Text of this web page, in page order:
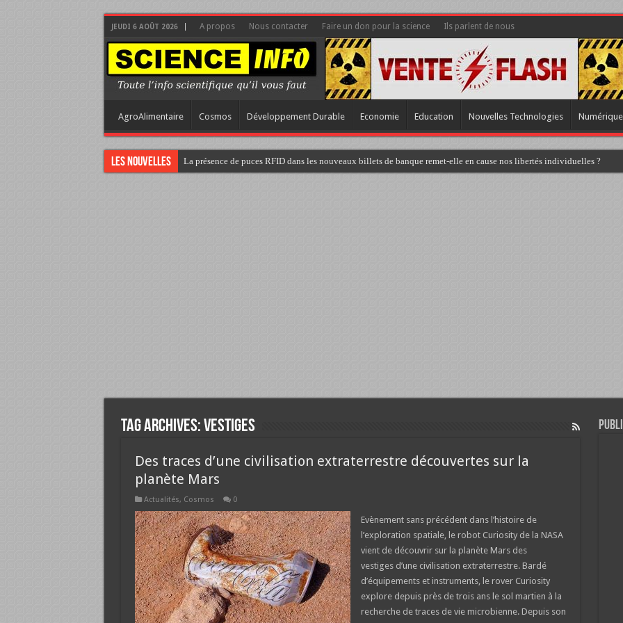
JEUDI 6 AOÛT 2026 A propos Nous contacter Faire un don pour la science Ils parlent de nous
AgroAlimentaire Cosmos Développement Durable Economie Education Nouvelles Technologies Numérique
Les nouvelles La présence de puces RFID dans les nouveaux billets de banque remet-elle en cause nos libertés individuelles ?
Tag Archives:vestiges
Des traces d’une civilisation extraterrestre découvertes sur la
planète Mars
Actualités, Cosmos 0
Evènement sans précédent dans l’histoire de
l’exploration spatiale, le robot Curiosity de la NASA
vient de découvrir sur la planète Mars des
vestiges d’une civilisation extraterrestre. Bardé
d’équipements et instruments, le rover Curiosity
explore depuis près de trois ans le sol martien à la
recherche de traces de vie microbienne. Depuis son